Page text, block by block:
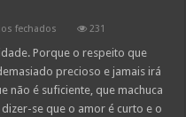
fechados
percas
a
tua
dignidade
por
causa
231
Porque o respeito que
precioso e jamais irá
não é suficiente, que machuca
se que o amor é curto e o